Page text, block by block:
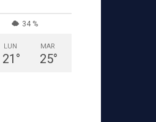
34 %
LUN
21 °
MAR
25°